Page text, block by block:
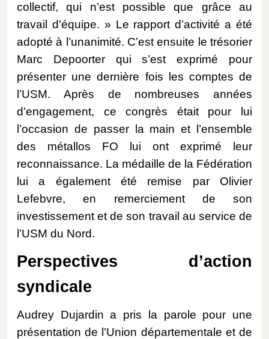
collectif, qui n’est possible que grâce au
travail d'équipe. » Le rapport d’activité a été
adopté à l’unanimité. C’est ensuite le trésorier
Marc Depoorter qui s’est exprimé pour
présenter une dernière fois les comptes de
l’USM. Après de nombreuses années
d’engagement, ce congrès était pour lui
l’occasion de passer la main et l’ensemble
des métallos FO lui ont exprimé leur
reconnaissance. La médaille de la Fédération
lui a également été remise par Olivier
Lefebvre, en remerciement de son
investissement et de son travail au service de
l’USM du Nord.
Perspectives d’action
syndicale
Audrey Dujardin a pris la parole pour une
présentation de l’Union départementale et de